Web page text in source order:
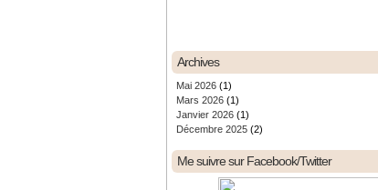
Archives
Mai 2026 (1)
Mars 2026 (1)
Janvier 2026 (1)
Décembre 2025 (2)
Me suivre sur Facebook/Twitter